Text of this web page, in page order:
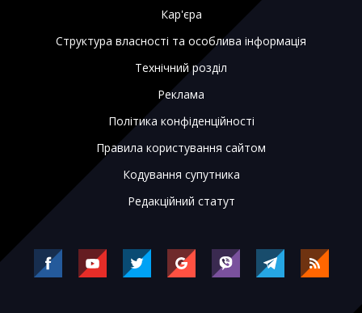
Кар'єра
Структура власності та особлива інформація
Технічний розділ
Реклама
Політика конфіденційності
Правила користування сайтом
Кодування супутника
Редакційний статут